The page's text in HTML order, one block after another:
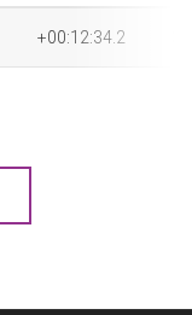
+00:12:34.2